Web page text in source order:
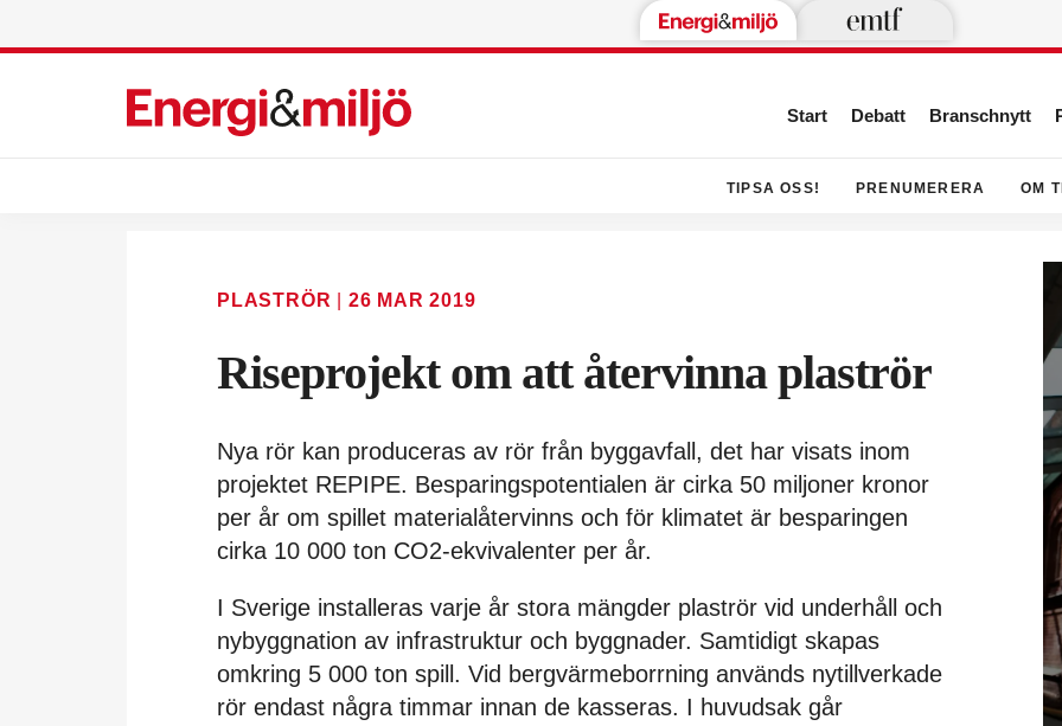
Start Debatt Branschnytt
TIPSA OSS! PRENUMERERA OM
PLASTRÖR 26 MAR 2019
Riseprojekt om att återvinna plaströr
Nya rör kan produceras av rör från byggavfall, det har visats inom
projektet REPIPE. Besparingspotentialen är cirka 50 miljoner kronor
per år om spillet materialåtervinns och för klimatet är besparingen
cirka 10 000 ton CO2-ekvivalenter per år.
I Sverige installeras varje år stora mängder plaströr vid underhåll och
nybyggnation av infrastruktur och byggnader. Samtidigt skapas
omkring 5 000 ton spill. Vid bergvärmeborrning används nytillverkade
rör endast några timmar innan de kasseras. I huvudsak går